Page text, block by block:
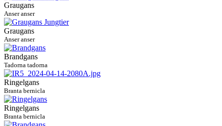
Graugans
Anser anser
Graugans
Anser anser
Brandgans
Tadorna tadorna
Ringelgans
Branta bernicla
Ringelgans
Branta bernicla